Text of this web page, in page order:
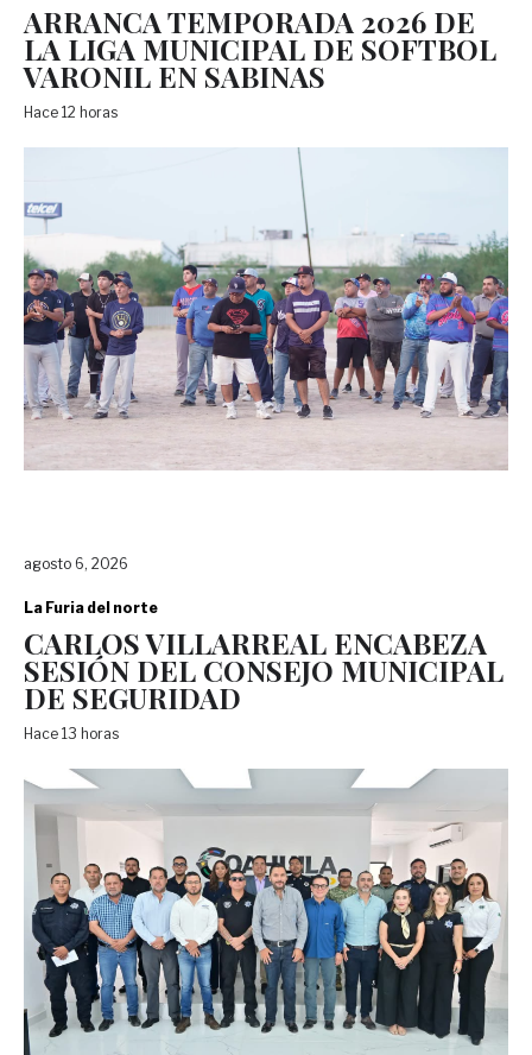
ARRANCA TEMPORADA 2026 DE
LA LIGA MUNICIPAL DE SOFTBOL
VARONIL EN SABINAS
Hace 12 horas
agosto 6, 2026
La Furia del norte
CARLOS VILLARREAL ENCABEZA
SESIÓN DEL CONSEJO MUNICIPAL
DE SEGURIDAD
Hace 13 horas